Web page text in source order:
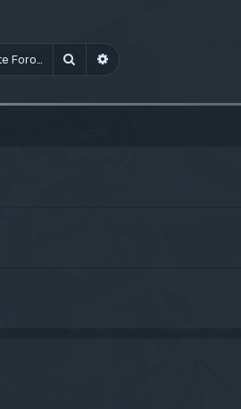
Buscar Búsqueda avanzada